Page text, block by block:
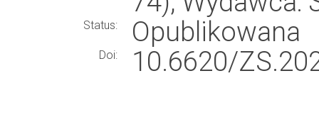
Status: Opublikowana
Doi: 10.6620/